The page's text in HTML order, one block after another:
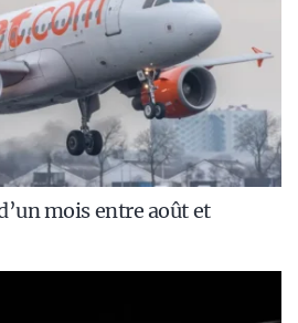
mois entre août et